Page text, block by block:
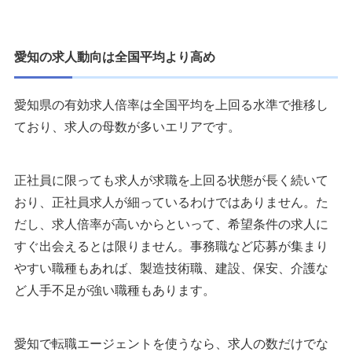
愛知の求人動向は全国平均より高め
愛知県の有効求人倍率は全国平均を上回る水準で推移し
ており、求人の母数が多いエリアです。
正社員に限っても求人が求職を上回る状態が長く続いて
おり、正社員求人が細っているわけではありません。た
だし、求人倍率が高いからといって、希望条件の求人に
すぐ出会えるとは限りません。事務職など応募が集まり
やすい職種もあれば、製造技術職、建設、保安、介護な
ど人手不足が強い職種もあります。
愛知で転職エージェントを使うなら、求人の数だけでな